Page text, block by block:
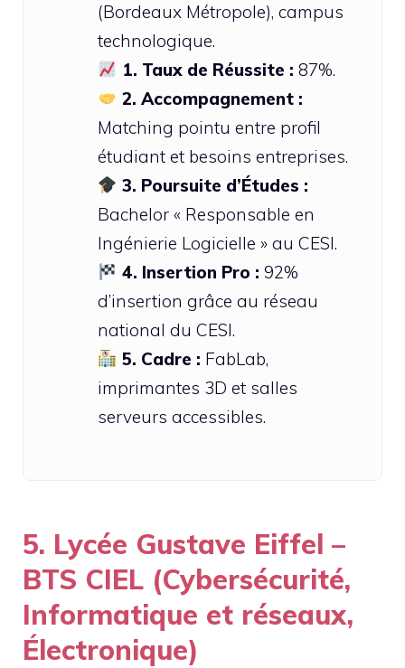
(Bordeaux Métropole), campus
technologique.
1. Taux de Réussite : 87%.
2. Accompagnement :
Matching pointu entre profil
étudiant et besoins entreprises.
3. Poursuite d’Études :
Bachelor « Responsable en
Ingénierie Logicielle » au CESI.
4. Insertion Pro : 92%
d’insertion grâce au réseau
national du CESI.
5. Cadre : FabLab,
imprimantes 3D et salles
serveurs accessibles.
5. Lycée Gustave Eiffel –
BTS CIEL (Cybersécurité,
Informatique et réseaux,
Électronique)